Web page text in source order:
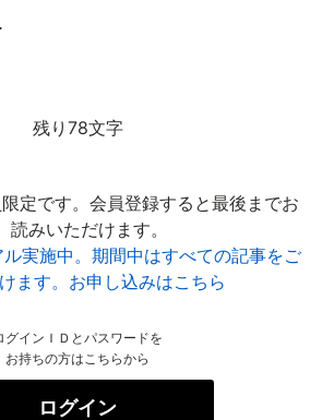
残り78文字
定です。会員登録すると最後までお
読みいただけます。
実施中。期間中はすべての記事をご
ます。お申し込みはこちら
グインＩＤとパスワードを
お持ちの方はこちらから
ログイン